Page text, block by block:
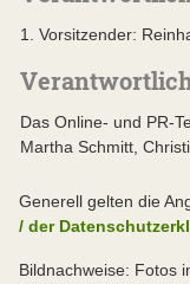
1. Vorsitzender:
Das Online- und PR-
Martha Schmitt,
Generell gelten die
/ der
Bildnachweise: Fotos